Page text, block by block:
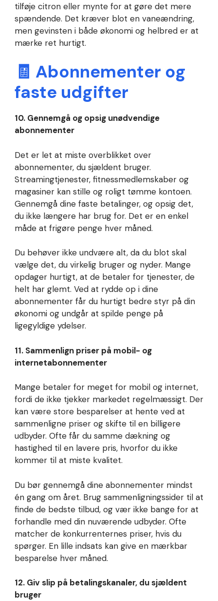
tilføje citron eller mynte for at gøre det mere
spændende. Det kræver blot en vaneændring,
men gevinsten i både økonomi og helbred er at
mærke ret hurtigt.
🧾 Abonnementer og
faste udgifter
10. Gennemgå og opsig unødvendige
abonnementer
Det er let at miste overblikket over
abonnementer, du sjældent bruger.
Streamingtjenester, fitnessmedlemskaber og
magasiner kan stille og roligt tømme kontoen.
Gennemgå dine faste betalinger, og opsig det,
du ikke længere har brug for. Det er en enkel
måde at frigøre penge hver måned.
Du behøver ikke undvære alt, da du blot skal
vælge det, du virkelig bruger og nyder. Mange
opdager hurtigt, at de betaler for tjenester, de
helt har glemt. Ved at rydde op i dine
abonnementer får du hurtigt bedre styr på din
økonomi og undgår at spilde penge på
ligegyldige ydelser.
11. Sammenlign priser på mobil- og
internetabonnementer
Mange betaler for meget for mobil og internet,
fordi de ikke tjekker markedet regelmæssigt. Der
kan være store besparelser at hente ved at
sammenligne priser og skifte til en billigere
udbyder. Ofte får du samme dækning og
hastighed til en lavere pris, hvorfor du ikke
kommer til at miste kvalitet.
Du bør gennemgå dine abonnementer mindst
én gang om året. Brug sammenligningssider til at
finde de bedste tilbud, og vær ikke bange for at
forhandle med din nuværende udbyder. Ofte
matcher de konkurrenternes priser, hvis du
spørger. En lille indsats kan give en mærkbar
besparelse hver måned.
12. Giv slip på betalingskanaler, du sjældent
bruger